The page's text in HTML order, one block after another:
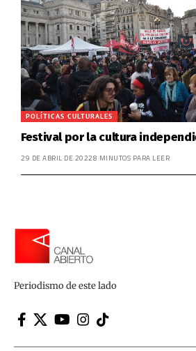
POLÍTICAS CULTURALES
Festival por la cultura
29 DE ABRIL DE 20228 MINUTOS PARA LEER
Periodismo de este lado